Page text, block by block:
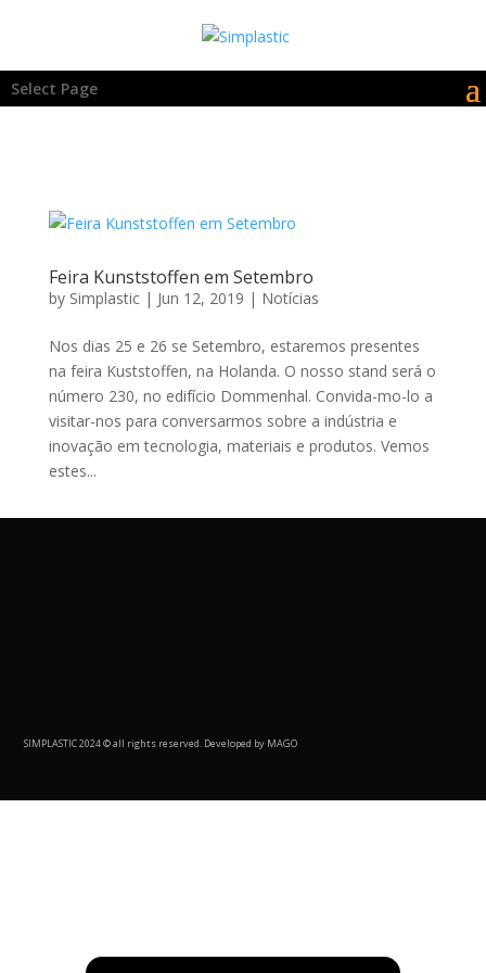
Select Page
Feira Kunststoffen em Setembro
by Simplastic| Jun 12, 2019 | Notícias
Nos dias 25 e 26 se Setembro, estaremos presentes
na feira Kuststoffen, na Holanda. O nosso stand será o
número 230, no edifício Dommenhal. Convida-mo-lo a
visitar-nos para conversarmos sobre a indústria e
inovação em tecnologia, materiais e produtos. Vemos
estes...
SIMPLASTIC 2024 © all rights reserved. Developed by MAGO